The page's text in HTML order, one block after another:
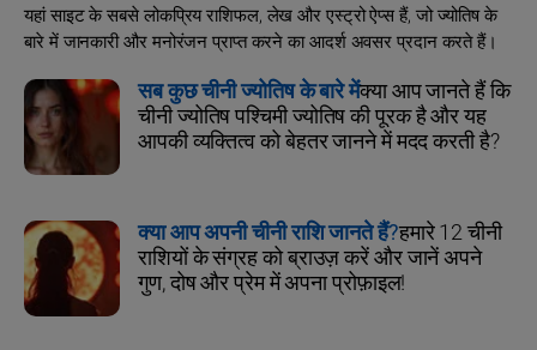
यहां साइट के सबसे लोकप्रिय राशिफल, लेख और एस्ट्रो ऐप्स हैं, जो ज्योतिष के
बारे में जानकारी और मनोरंजन प्राप्त करने का आदर्श अवसर प्रदान करते हैं।
सब कुछ चीनी ज्योतिष के बारे मेंक्या आप जानते हैं कि
चीनी ज्योतिष पश्चिमी ज्योतिष की पूरक है और यह
आपकी व्यक्तित्व को बेहतर जानने में मदद करती है?
क्या आप अपनी चीनी राशि जानते हैं?हमारे 12 चीनी
राशियों के संग्रह को ब्राउज़ करें और जानें अपने
गुण, दोष और प्रेम में अपना प्रोफ़ाइल!